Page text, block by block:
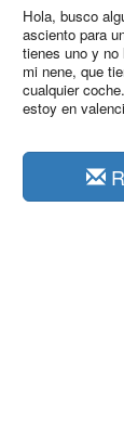
Hola, busco
asciento para
tienes uno y no
mi nene, que
cualquier coche.
estoy en